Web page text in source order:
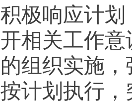
积极响应计
开相关工作
的组织实施
按计划执行